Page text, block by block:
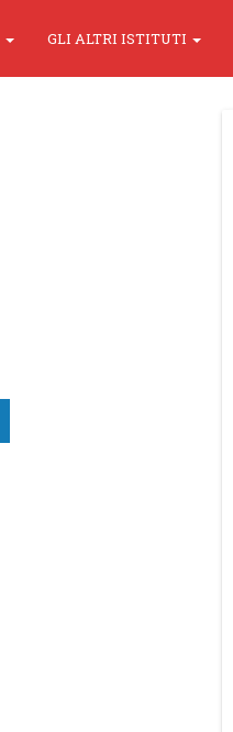
GLI ALTRI ISTITUTI